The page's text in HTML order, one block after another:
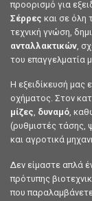
προορισμό για
Σέρρες και σε όλη
τεχνική γνώση,
ανταλλακτικών ,
του επαγγελματία
Η εξειδίκευσή μας
οχήματος. Στον
μίζες, δυναμό,
(ρυθμιστές τάσης,
και αγροτικά
Δεν είμαστε απλά
πρότυπης
που παραλαμβάνετε